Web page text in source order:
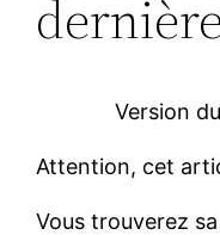
Version
Attention, cet
Vous trouverez